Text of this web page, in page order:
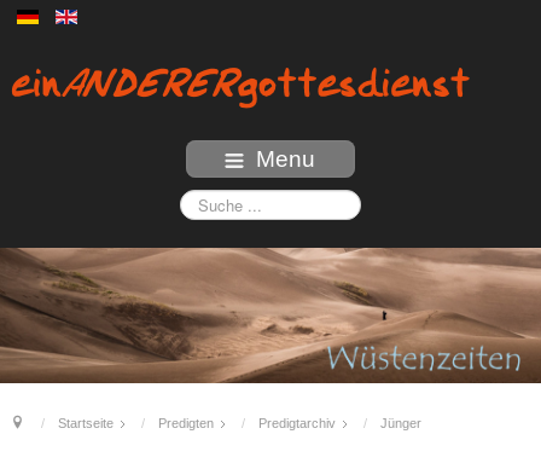
Menu
Startseite Predigten Predigtarchiv Jünger